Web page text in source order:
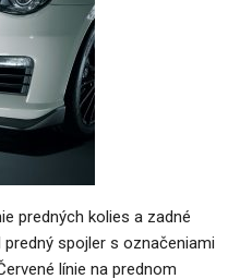
predných kolies a zadné
spojler s označeniami
línie na prednom